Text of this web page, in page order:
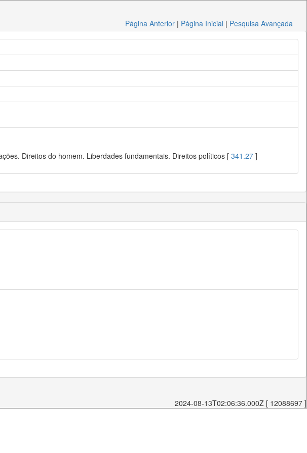
Página Anterior | Página Inicial | Pesquisa Avançada
Direitos do homem. Liberdades fundamentais. Direitos políticos [ 341.27 ]
2024-08-13T02:06:36.000Z [ 12088697 ]